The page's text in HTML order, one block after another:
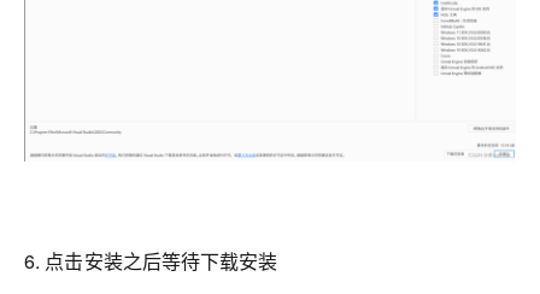
6. 点击安装之后等待下载安装